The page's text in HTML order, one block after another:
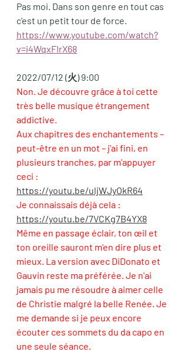
Pas moi. Dans son genre en tout cas
c'est un petit tour de force.
https://www.youtube.com/watch?
v=i4WqxFIrX68
2022/07/12 (火) 9:00
Non. Je découvre grâce à toi cette
très belle musique étrangement
addictive.
Aux chapitres des enchantements –
peut-être en un mot – j'ai fini, en
plusieurs tranches, par m'appuyer
ceci :
https://youtu.be/uljWJyOkR64
Je connaissais déjà cela :
https://youtu.be/7VCKg7B4YX8
Même en passage éclair, ton œil et
ton oreille sauront m'en dire plus et
mieux. La version avec DiDonato et
Gauvin reste ma préférée. Je n'ai
jamais pu me résoudre à aimer celle
de Christie malgré la belle Renée. Je
me demande si je peux encore
écouter ces sommets du da capo en
une seule séance.